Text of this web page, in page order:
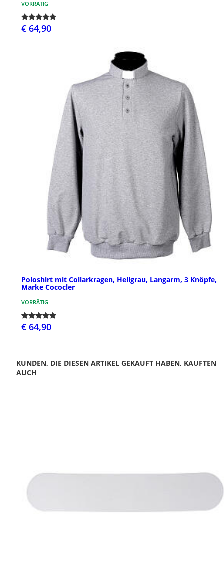
VORRÄTIG
€ 64,90
Poloshirt mit Collarkragen, Hellgrau, Langarm, 3 Knöpfe,
Marke Cococler
VORRÄTIG
€ 64,90
KUNDEN, DIE DIESEN ARTIKEL GEKAUFT HABEN, KAUFTEN
AUCH